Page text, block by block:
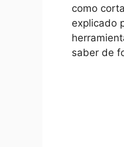
como
explicado
saber de